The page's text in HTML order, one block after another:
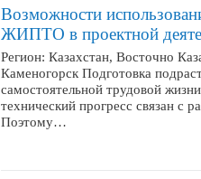
Возможности
ЖИПТО в проектной
Регион: Казахстан, Восточно
Каменогорск Подготовка
самостоятельной трудовой
технический прогресс связан с
Поэтому…